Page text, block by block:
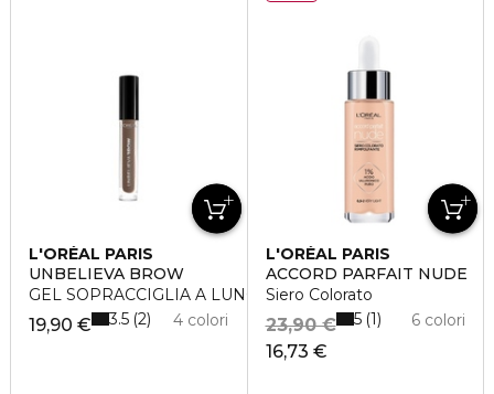
L'ORÉAL PARIS
UNBELIEVA BROW
GEL SOPRACCIGLIA A LUNGA TENUTA
19,90 € 4 colori
3.5 2
L'ORÉAL PARIS
ACCORD PARFAIT NUDE
Siero Colorato
16,73 €
23,90 € 6 colori
5 1